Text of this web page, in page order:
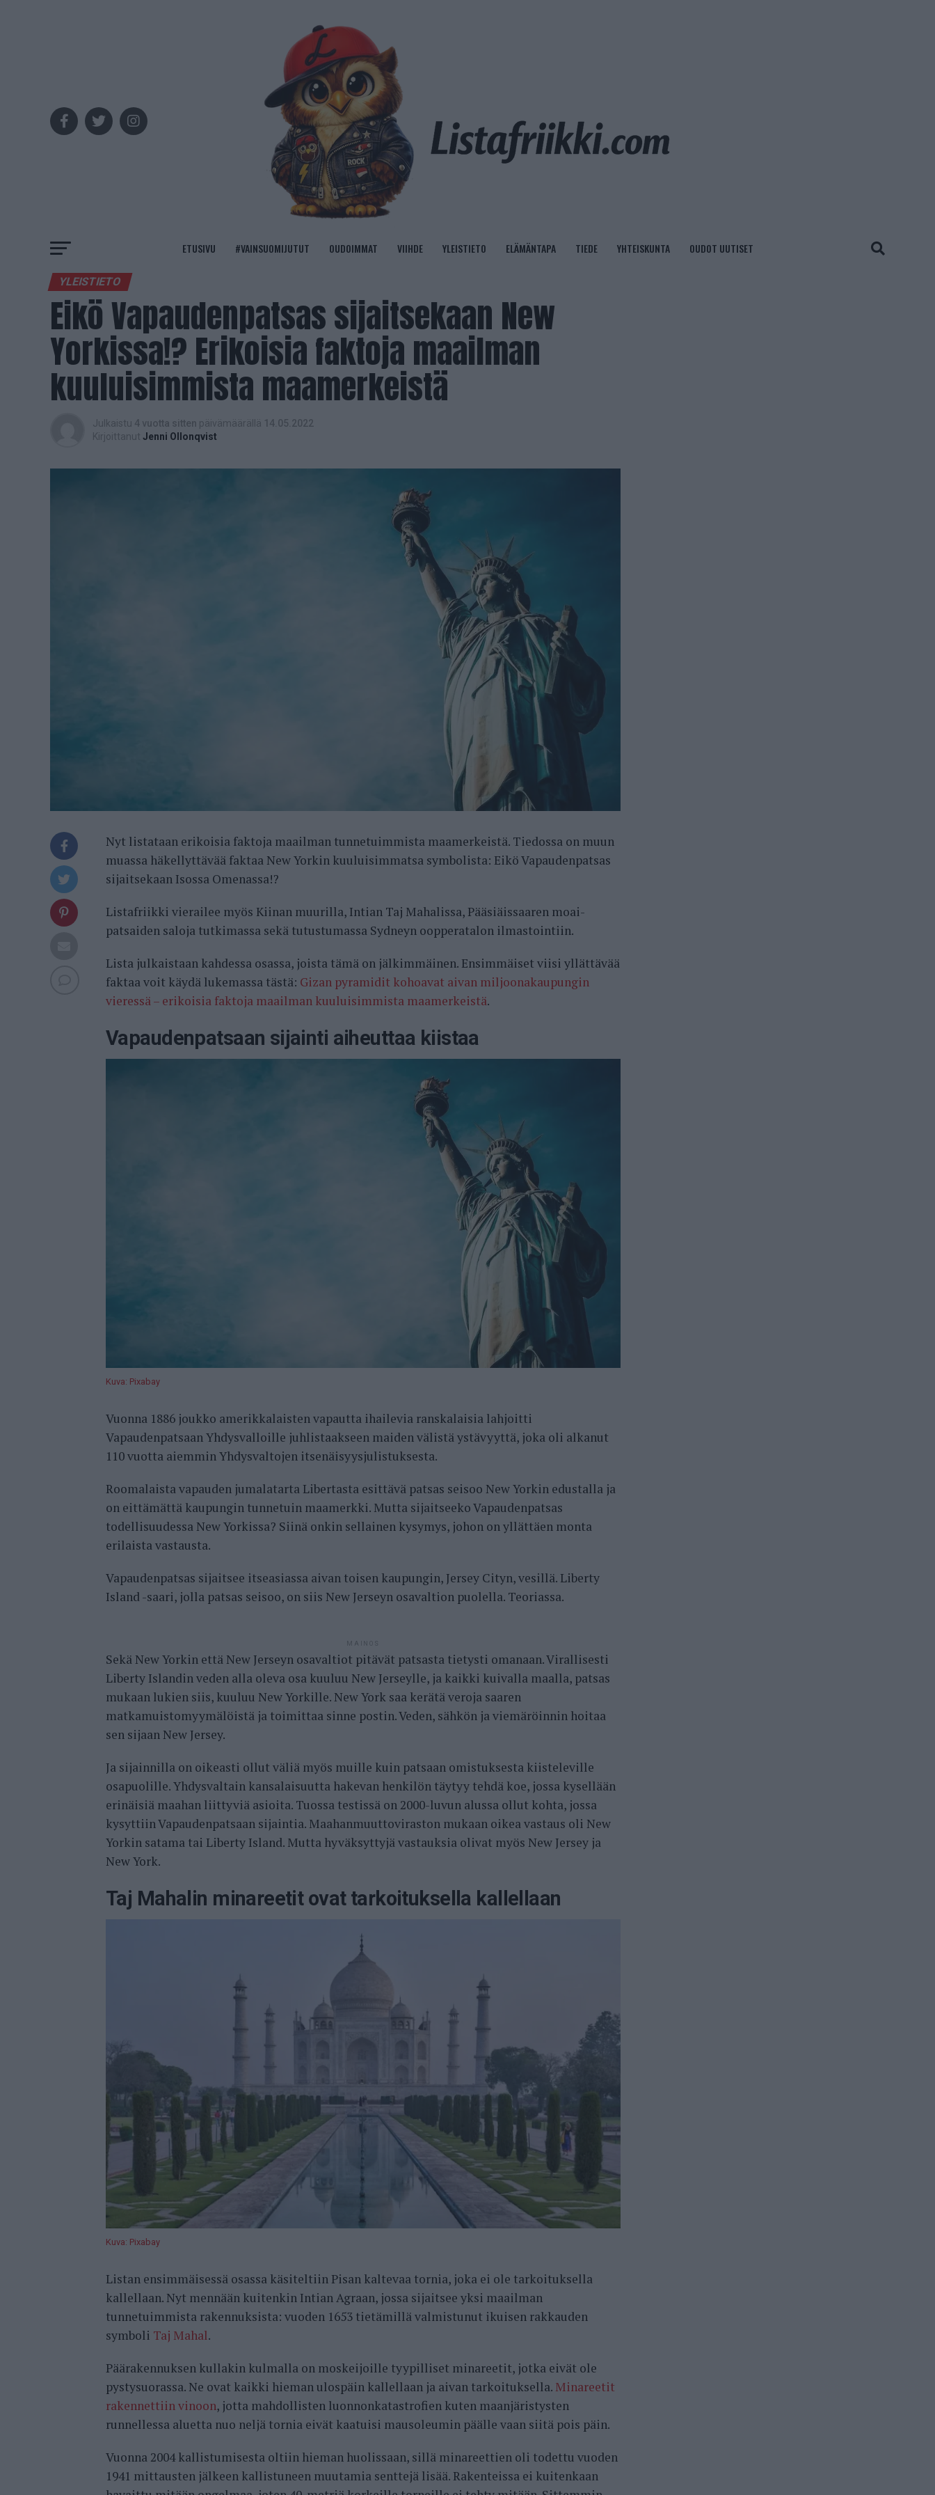
ETUSIVU #VAINSUOMIJUTUT OUDOIMMAT VIIHDE YLEISTIETO ELÄMÄNTAPA TIEDE YHTEISKUNTA OUDOT UUTISET
YLEISTIETO
Eikö Vapaudenpatsas sijaitsekaan New
Yorkissa!? Erikoisia faktoja maailman
kuuluisimmista maamerkeistä
Julkaistu 4 vuotta sitten päivämäärällä 14.05.2022
Kirjoittanut Jenni Ollonqvist
Nyt listataan erikoisia faktoja maailman tunnetuimmista maamerkeistä. Tiedossa on muun
muassa häkellyttävää faktaa New Yorkin kuuluisimmatsa symbolista: Eikö Vapaudenpatsas
sijaitsekaan Isossa Omenassa!?
Listafriikki vierailee myös Kiinan muurilla, Intian Taj Mahalissa, Pääsiäissaaren moai-
patsaiden saloja tutkimassa sekä tutustumassa Sydneyn oopperatalon ilmastointiin.
Lista julkaistaan kahdessa osassa, joista tämä on jälkimmäinen. Ensimmäiset viisi yllättävää
faktaa voit käydä lukemassa tästä: Gizan pyramidit kohoavat aivan miljoonakaupungin
vieressä – erikoisia faktoja maailman kuuluisimmista maamerkeistä.
Vapaudenpatsaan sijainti aiheuttaa kiistaa
Kuva: Pixabay
Vuonna 1886 joukko amerikkalaisten vapautta ihailevia ranskalaisia lahjoitti
Vapaudenpatsaan Yhdysvalloille juhlistaakseen maiden välistä ystävyyttä, joka oli alkanut
110 vuotta aiemmin Yhdysvaltojen itsenäisyysjulistuksesta.
Roomalaista vapauden jumalatarta Libertasta esittävä patsas seisoo New Yorkin edustalla ja
on eittämättä kaupungin tunnetuin maamerkki. Mutta sijaitseeko Vapaudenpatsas
todellisuudessa New Yorkissa? Siinä onkin sellainen kysymys, johon on yllättäen monta
erilaista vastausta.
Vapaudenpatsas sijaitsee itseasiassa aivan toisen kaupungin, Jersey Cityn, vesillä. Liberty
Island -saari, jolla patsas seisoo, on siis New Jerseyn osavaltion puolella. Teoriassa.
MAINOS
Sekä New Yorkin että New Jerseyn osavaltiot pitävät patsasta tietysti omanaan. Virallisesti
Liberty Islandin veden alla oleva osa kuuluu New Jerseylle, ja kaikki kuivalla maalla, patsas
mukaan lukien siis, kuuluu New Yorkille. New York saa kerätä veroja saaren
matkamuistomyymälöistä ja toimittaa sinne postin. Veden, sähkön ja viemäröinnin hoitaa
sen sijaan New Jersey.
Ja sijainnilla on oikeasti ollut väliä myös muille kuin patsaan omistuksesta kiisteleville
osapuolille. Yhdysvaltain kansalaisuutta hakevan henkilön täytyy tehdä koe, jossa kysellään
erinäisiä maahan liittyviä asioita. Tuossa testissä on 2000-luvun alussa ollut kohta, jossa
kysyttiin Vapaudenpatsaan sijaintia. Maahanmuuttoviraston mukaan oikea vastaus oli New
Yorkin satama tai Liberty Island. Mutta hyväksyttyjä vastauksia olivat myös New Jersey ja
New York.
Taj Mahalin minareetit ovat tarkoituksella kallellaan
Kuva: Pixabay
Listan ensimmäisessä osassa käsiteltiin Pisan kaltevaa tornia, joka ei ole tarkoituksella
kallellaan. Nyt mennään kuitenkin Intian Agraan, jossa sijaitsee yksi maailman
tunnetuimmista rakennuksista: vuoden 1653 tietämillä valmistunut ikuisen rakkauden
symboli Taj Mahal.
Päärakennuksen kullakin kulmalla on moskeijoille tyypilliset minareetit, jotka eivät ole
pystysuorassa. Ne ovat kaikki hieman ulospäin kallellaan ja aivan tarkoituksella. Minareetit
rakennettiin vinoon, jotta mahdollisten luonnonkatastrofien kuten maanjäristysten
runnellessa aluetta nuo neljä tornia eivät kaatuisi mausoleumin päälle vaan siitä pois päin.
Vuonna 2004 kallistumisesta oltiin hieman huolissaan, sillä minareettien oli todettu vuoden
1941 mittausten jälkeen kallistuneen muutamia senttejä lisää. Rakenteissa ei kuitenkaan